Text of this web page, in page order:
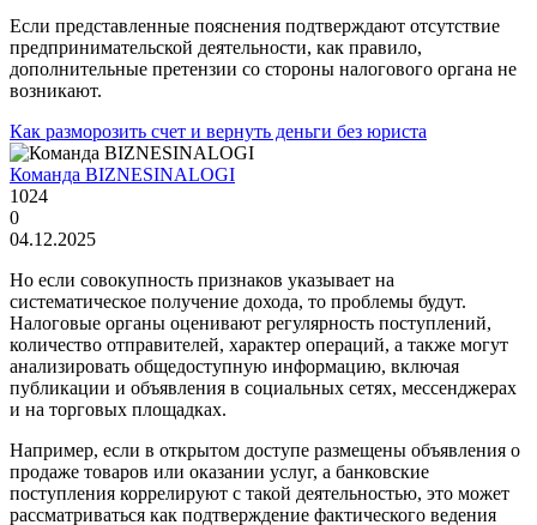
Если представленные пояснения подтверждают отсутствие
предпринимательской деятельности, как правило,
дополнительные претензии со стороны налогового органа не
возникают.
Как разморозить счет и вернуть деньги без юриста
Команда BIZNESINALOGI
1024
0
04.12.2025
Но если совокупность признаков указывает на
систематическое получение дохода, то проблемы будут.
Налоговые органы оценивают регулярность поступлений,
количество отправителей, характер операций, а также могут
анализировать общедоступную информацию, включая
публикации и объявления в социальных сетях, мессенджерах
и на торговых площадках.
Например, если в открытом доступе размещены объявления о
продаже товаров или оказании услуг, а банковские
поступления коррелируют с такой деятельностью, это может
рассматриваться как подтверждение фактического ведения